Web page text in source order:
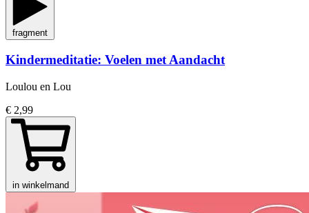
fragment
Kindermeditatie: Voelen met Aandacht
Loulou en Lou
€ 2,99
in winkelmand